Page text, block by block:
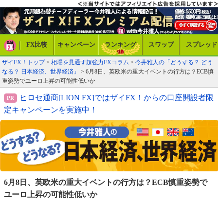
FX比較 キャンペーン ランキング スワップ スプレッド
ザイFX！トップ> 相場を見通す超強力FXコラム > 今井雅人の「どうする？ どう
なる？ 日本経済、世界経済」
> 6月8日、英欧米の重大イベントの行方は？ECB慎
重姿勢でユーロ上昇の可能性低いか
ヒロセ通商[LION FX]ではザイFX！からの口座開設者限
定キャンペーンを実施中！
6月8日、英欧米の重大イベントの行方は？ECB慎重姿勢で
ユーロ上昇の可能性低いか